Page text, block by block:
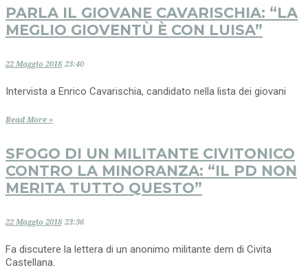
PARLA IL GIOVANE CAVARISCHIA: “LA
MEGLIO GIOVENTÙ È CON LUISA”
22 Maggio 2018 23:40
Intervista a Enrico Cavarischia, candidato nella lista dei giovani
Read More »
SFOGO DI UN MILITANTE CIVITONICO
CONTRO LA MINORANZA: “IL PD NON
MERITA TUTTO QUESTO”
22 Maggio 2018 23:36
Fa discutere la lettera di un anonimo militante dem di Civita
Castellana.